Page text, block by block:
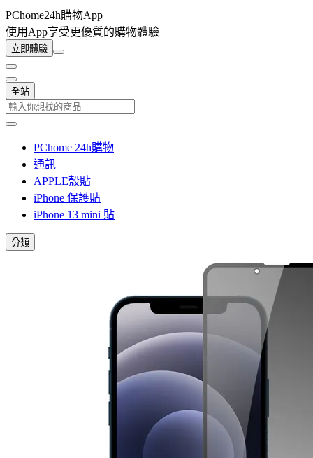
PChome24h購物App
使用App享受更優質的購物體驗
立即體驗
全站
PChome 24h購物
通訊
APPLE殼貼
iPhone 保護貼
iPhone 13 mini 貼
分類